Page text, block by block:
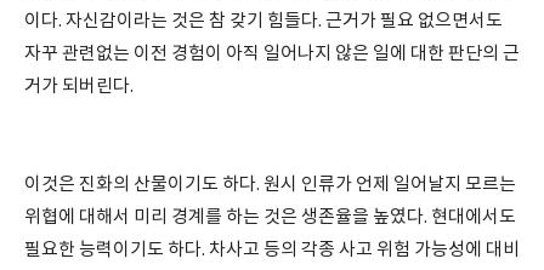
이다. 자신감이라는 것은 참 갖기 힘들다. 근거가 필요 없으면서도
자꾸 관련없는 이전 경험이 아직 일어나지 않은 일에 대한 판단의 근
거가 되버린다.
이것은 진화의 산물이기도 하다. 원시 인류가 언제 일어날지 모르는
위협에 대해서 미리 경계를 하는 것은 생존율을 높였다. 현대에서도
필요한 능력이기도 하다. 차사고 등의 각종 사고 위험 가능성에 대비